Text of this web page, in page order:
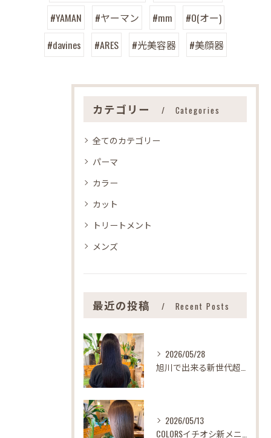
#YAMAN
#ヤーマン #mm
#O(オー)
#davines
#ARES #光美容器 #美顔器
カテゴリー Categories
全てのカテゴリー
パーマ
カラー
カット
トリートメント
メンズ
最近の投稿 Recent Posts
2026/05/28
2026/05/13